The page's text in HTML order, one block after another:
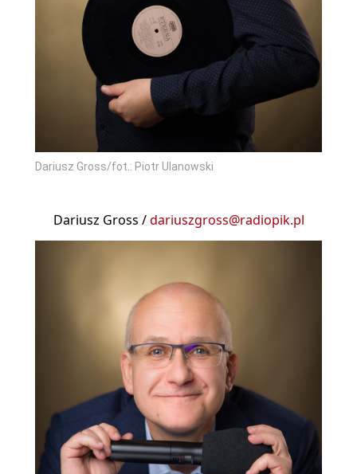
Dariusz Gross/fot.: Piotr Ulanowski
Dariusz Gross /dariuszgross@radiopik.pl